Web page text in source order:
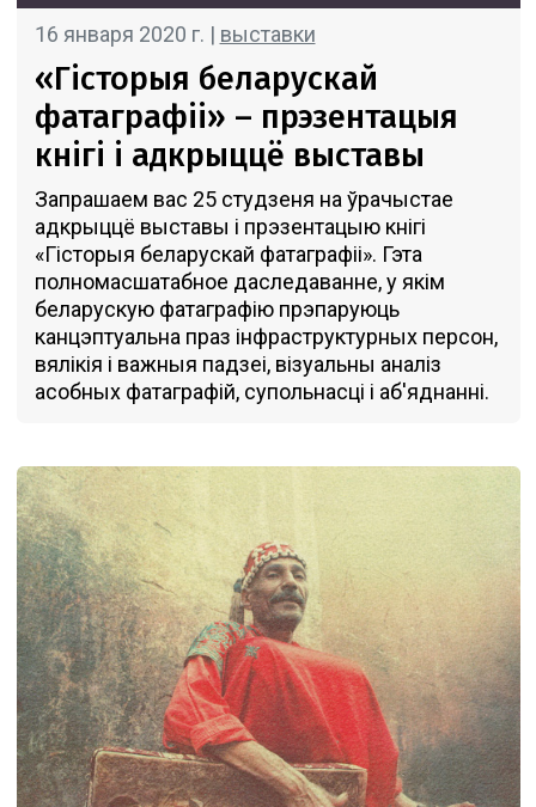
16 января 2020 г. | выставки
«Гісторыя беларускай
фатаграфіі» – прэзентацыя
кнігі і адкрыццё выставы
Запрашаем вас 25 студзеня на ўрачыстае
адкрыццё выставы і прэзентацыю кнігі
«Гісторыя беларускай фатаграфіі». Гэта
полномасшатабное даследаванне, у якім
беларускую фатаграфію прэпаруюць
канцэптуальна праз інфраструктурных персон,
вялікія і важныя падзеі, візуальны аналіз
асобных фатаграфій, супольнасці і аб'яднанні.